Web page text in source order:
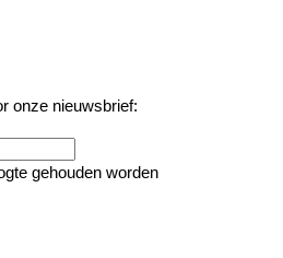
onze nieuwsbrief:
gehouden worden